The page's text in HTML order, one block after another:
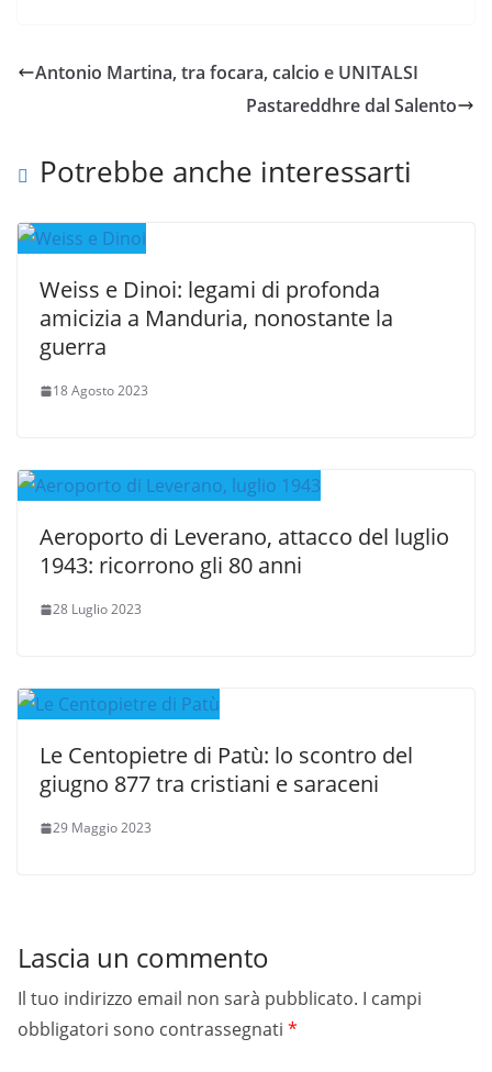
Antonio Martina, tra focara, calcio e UNITALSI
Pastareddhre dal Salento
Potrebbe anche interessarti
Weiss e Dinoi: legami di profonda
amicizia a Manduria, nonostante la
guerra
18 Agosto 2023
Aeroporto di Leverano, attacco del luglio
1943: ricorrono gli 80 anni
28 Luglio 2023
Le Centopietre di Patù: lo scontro del
giugno 877 tra cristiani e saraceni
29 Maggio 2023
Lascia un commento
Il tuo indirizzo email non sarà pubblicato. I campi
obbligatori sono contrassegnati *